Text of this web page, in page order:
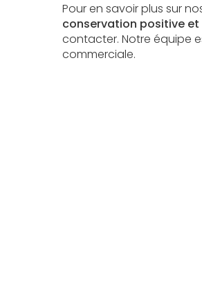
Pour en savoir plus sur
conservation positive
contacter. Notre équipe
commerciale.